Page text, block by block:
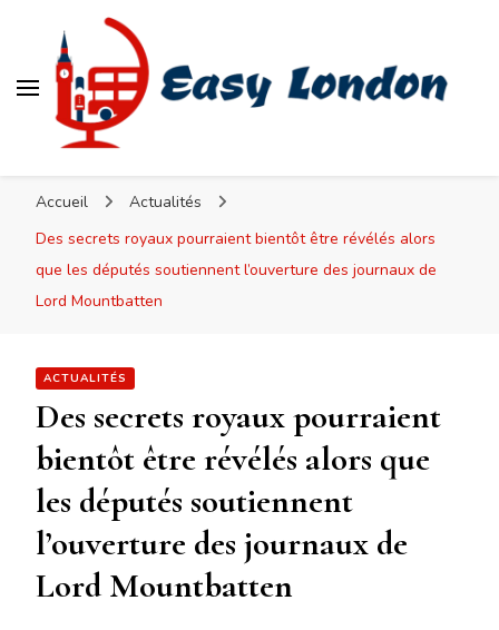
Accueil
Actualités
Des secrets royaux pourraient bientôt être révélés alors
que les députés soutiennent l’ouverture des journaux de
Lord Mountbatten
ACTUALITÉS
Des secrets royaux pourraient
bientôt être révélés alors que
les députés soutiennent
l’ouverture des journaux de
Lord Mountbatten